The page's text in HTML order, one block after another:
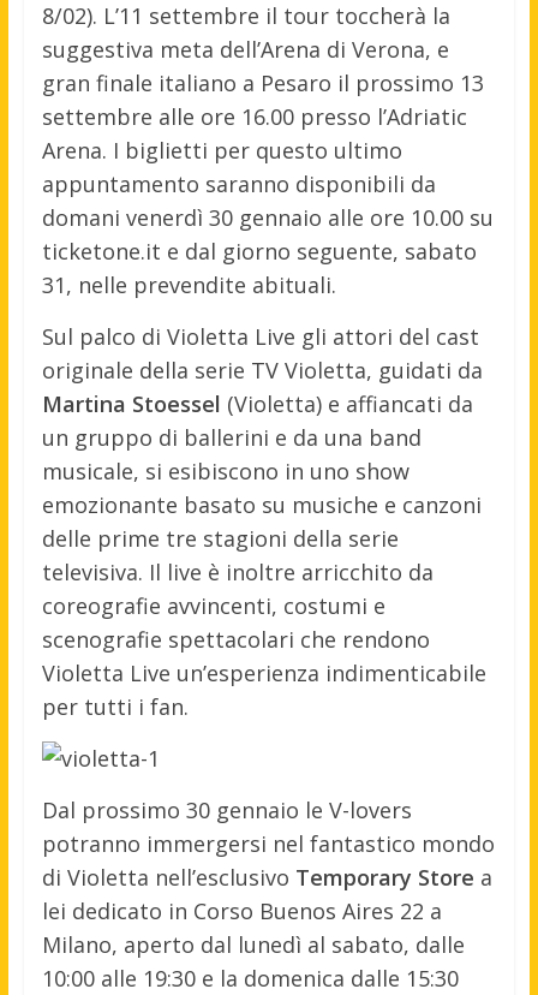
8/02). L’11 settembre il tour toccherà la
suggestiva meta dell’Arena di Verona, e
gran finale italiano a Pesaro il prossimo 13
settembre alle ore 16.00 presso l’Adriatic
Arena. I biglietti per questo ultimo
appuntamento saranno disponibili da
domani venerdì 30 gennaio alle ore 10.00 su
ticketone.it e dal giorno seguente, sabato
31, nelle prevendite abituali.
Sul palco di Violetta Live gli attori del cast
originale della serie TV Violetta, guidati da
Martina Stoessel (Violetta) e affiancati da
un gruppo di ballerini e da una band
musicale, si esibiscono in uno show
emozionante basato su musiche e canzoni
delle prime tre stagioni della serie
televisiva. Il live è inoltre arricchito da
coreografie avvincenti, costumi e
scenografie spettacolari che rendono
Violetta Live un’esperienza indimenticabile
per tutti i fan.
Dal prossimo 30 gennaio le V-lovers
potranno immergersi nel fantastico mondo
di Violetta nell’esclusivo Temporary Store a
lei dedicato in Corso Buenos Aires 22 a
Milano, aperto dal lunedì al sabato, dalle
10:00 alle 19:30 e la domenica dalle 15:30